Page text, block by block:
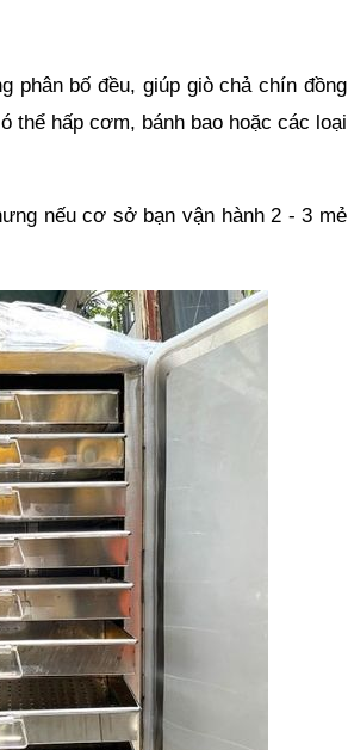
phân bố đều, giúp giò chả chín đồng
thể hấp cơm, bánh bao hoặc các loại
nếu cơ sở bạn vận hành 2 - 3 mẻ